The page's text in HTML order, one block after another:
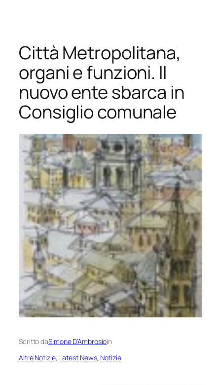
contenuto
Città Metropolitana,
organi e funzioni. Il
nuovo ente sbarca in
Consiglio comunale
Scritto daSimone D’Ambrosioin
Altre Notizie, Latest News, Notizie